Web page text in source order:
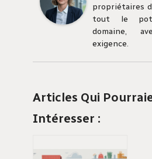
propriétaires
tout le
domaine,
exigence.
Articles Qui
Intéresser :